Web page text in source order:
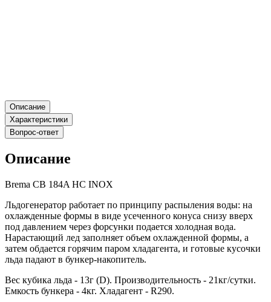
Описание
Характеристики
Вопрос-ответ
Описание
Brema CB 184A HC INOX
Льдогенератор работает по принципу распыления воды: на
охлажденные формы в виде усеченного конуса снизу вверх
под давлением через форсунки подается холодная вода.
Нарастающий лед заполняет объем охлажденной формы, а
затем обдается горячим паром хладагента, и готовые кусочки
льда падают в бункер-накопитель.
Вес кубика льда - 13г (D). Производительность - 21кг/сутки.
Емкость бункера - 4кг. Хладагент - R290.